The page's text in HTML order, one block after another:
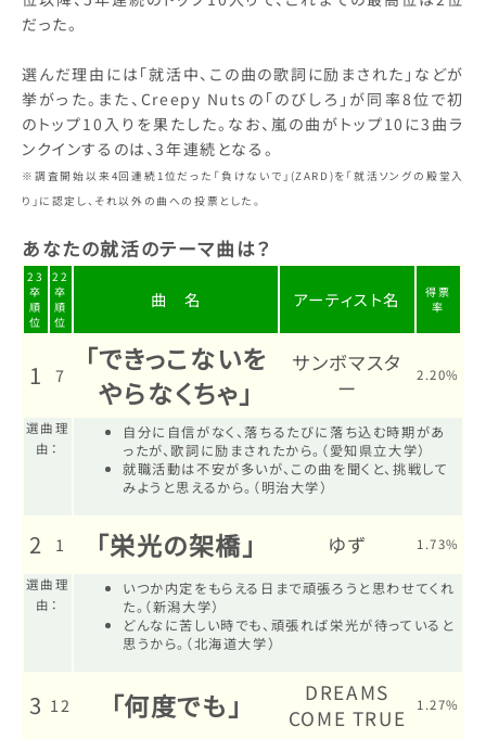
だった。
選んだ理由には「就活中、この曲の歌詞に励まされた」などが
挙がった。また、Creepy Nutsの「のびしろ」が同率8位で初
のトップ10入りを果たした。なお、嵐の曲がトップ10に3曲ラ
ンクインするのは、3年連続となる。
※調査開始以来4回連続1位だった「負けないで」(ZARD)を「就活ソングの殿堂入
り」に認定し、それ以外の曲への投票とした。
あなたの就活のテーマ曲は？
23
卒
順
位
22
卒
順
位
曲 名 アーティスト名
得票
率
1 7
「できっこないを
やらなくちゃ」
サンボマスタ
ー
2.20%
選曲理
由：
自分に自信がなく、落ちるたびに落ち込む時期があ
ったが、歌詞に励まされたから。（愛知県立大学）
就職活動は不安が多いが、この曲を聞くと、挑戦して
みようと思えるから。（明治大学）
2 1 「栄光の架橋」 ゆず 1.73%
選曲理
由：
いつか内定をもらえる日まで頑張ろうと思わせてくれ
た。（新潟大学）
どんなに苦しい時でも、頑張れば栄光が待っていると
思うから。（北海道大学）
3 12 「何度でも」
DREAMS
COME TRUE
1.27%